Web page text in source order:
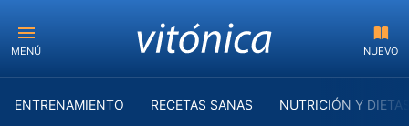
MENÚ NUEVO
ENTRENAMIENTO RECETAS SANAS NUTRICIÓN Y